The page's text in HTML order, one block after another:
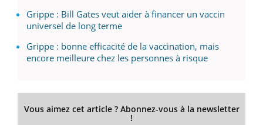
Grippe : Bill Gates veut aider à financer un vaccin
universel de long terme
Grippe : bonne efficacité de la vaccination, mais
encore meilleure chez les personnes à risque
Vous aimez cet article ? Abonnez-vous à la newsletter
!